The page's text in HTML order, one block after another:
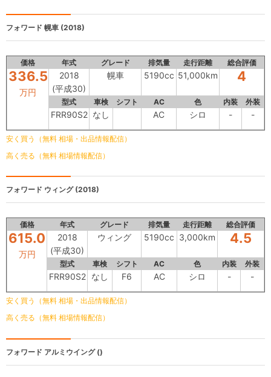
フォワード 幌車 (2018)
価格 年式 グレード 排気量 走行距離 総合評価
336.5
万円
2018
(平成30)
幌車 5190cc 51,000km 4
型式 車検 シフト AC 色 内装 外装
FRR90S2 なし AC シロ - -
安く買う（無料 相場・出品情報配信）
高く売る（無料 相場情報配信）
フォワード ウィング (2018)
価格 年式 グレード 排気量 走行距離 総合評価
615.0
万円
2018
(平成30)
ウィング 5190cc 3,000km 4.5
型式 車検 シフト AC 色 内装 外装
FRR90S2 なし F6 AC シロ - -
安く買う（無料 相場・出品情報配信）
高く売る（無料 相場情報配信）
フォワード アルミウイング ()